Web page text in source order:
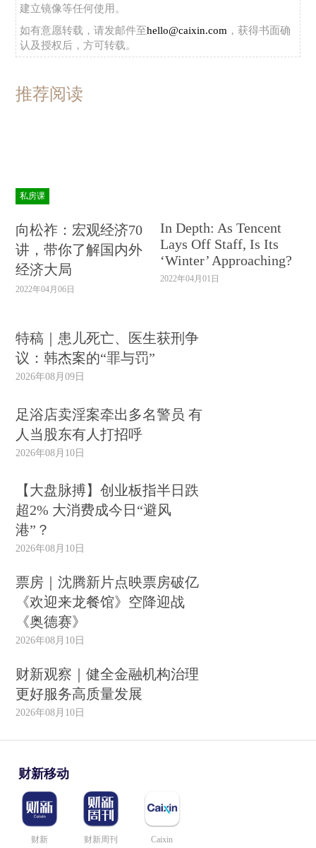
建立镜像等任何使用。
如有意愿转载，请发邮件至hello@caixin.com ，获得书面确
认及授权后，方可转载。
推荐阅读
私房课
向松祚：宏观经济70
讲，带你了解国内外
经济大局
2022年04月06日
In Depth: As Tencent
Lays Off Staff, Is Its
‘Winter’ Approaching?
2022年04月01日
特稿｜患儿死亡、医生获刑争
议：韩杰案的“罪与罚”
2026年08月09日
足浴店卖淫案牵出多名警员 有
人当股东有人打招呼
2026年08月10日
【大盘脉搏】创业板指半日跌
超2% 大消费成今日“避风
港”？
2026年08月10日
票房｜沈腾新片点映票房破亿
《欢迎来龙餐馆》空降迎战
《奥德赛》
2026年08月10日
财新观察｜健全金融机构治理
更好服务高质量发展
2026年08月10日
财新移动
财新 财新周刊 Caixin